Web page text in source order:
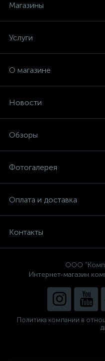
Магазины
Услуги
О магазине
Новости
Обзоры
Фотогалерея
Оплата и доставка
Контакты
ООО
Интернет-магазин
Политика компании в